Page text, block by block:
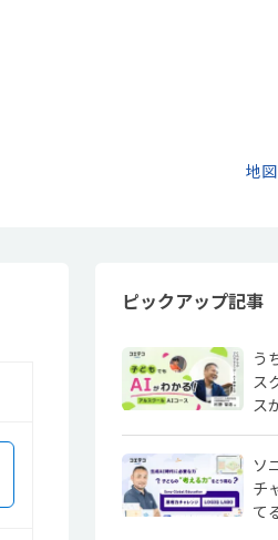
地
ピックアップ記事
う
ス
ス
ソ
チ
て